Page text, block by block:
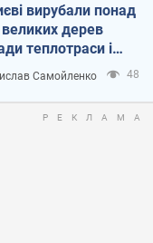
вирубали понад
дерев
теплотраси і
Генплану
Самойленко 48